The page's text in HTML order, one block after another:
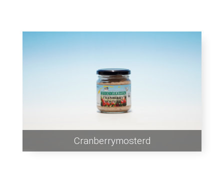
Cranberrymosterd